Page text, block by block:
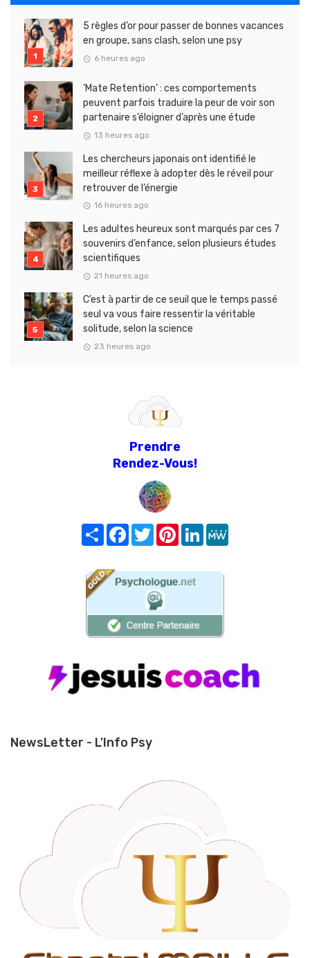
5 règles d’or pour passer de bonnes vacances
en groupe, sans clash, selon une psy
6 heures ago
‘Mate Retention’ : ces comportements
peuvent parfois traduire la peur de voir son
partenaire s’éloigner d’après une étude
13 heures ago
Les chercheurs japonais ont identifié le
meilleur réflexe à adopter dès le réveil pour
retrouver de l’énergie
16 heures ago
Les adultes heureux sont marqués par ces 7
souvenirs d’enfance, selon plusieurs études
scientifiques
21 heures ago
C’est à partir de ce seuil que le temps passé
seul va vous faire ressentir la véritable
solitude, selon la science
23 heures ago
Prendre
Rendez-Vous!
Share FacebookTwitterPinterest
LinkedIn
NewsLetter - L'Info Psy